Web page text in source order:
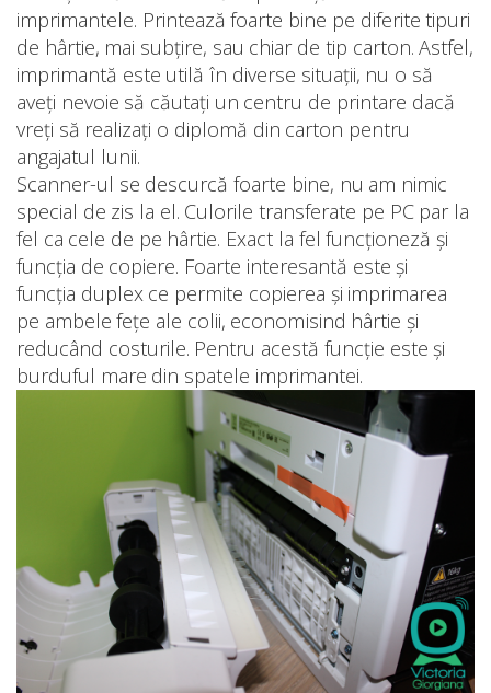
imprimantele. Printează foarte bine pe diferite tipuri
de hârtie, mai subțire, sau chiar de tip carton. Astfel,
imprimantă este utilă în diverse situații, nu o să
aveți nevoie să căutați un centru de printare dacă
vreți să realizați o diplomă din carton pentru
angajatul lunii.
Scanner-ul se descurcă foarte bine, nu am nimic
special de zis la el. Culorile transferate pe PC par la
fel ca cele de pe hârtie. Exact la fel funcționeză și
funcția de copiere. Foarte interesantă este și
funcția duplex ce permite copierea și imprimarea
pe ambele fețe ale colii, economisind hârtie și
reducând costurile. Pentru acestă funcție este și
burduful mare din spatele imprimantei.